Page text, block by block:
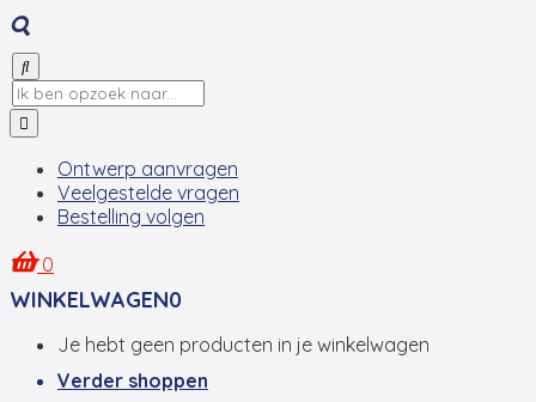
Ontwerp aanvragen
Veelgestelde vragen
Bestelling volgen
0
WINKELWAGEN0
Je hebt geen producten in je winkelwagen
Verder shoppen